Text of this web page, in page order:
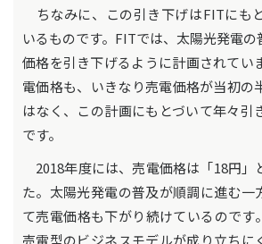
ちなみに、この引き下げはFITにも
いるものです。FITでは、太陽光発電
価格を引き下げるように計画されてい
電価格も、いきなり売電価格が当初の
はなく、この計画にもとづいて年々引
です。
2018年度には、売電価格は「18円」
た。太陽光発電の普及が順調に進む一
て売電価格も下がり続けているのです